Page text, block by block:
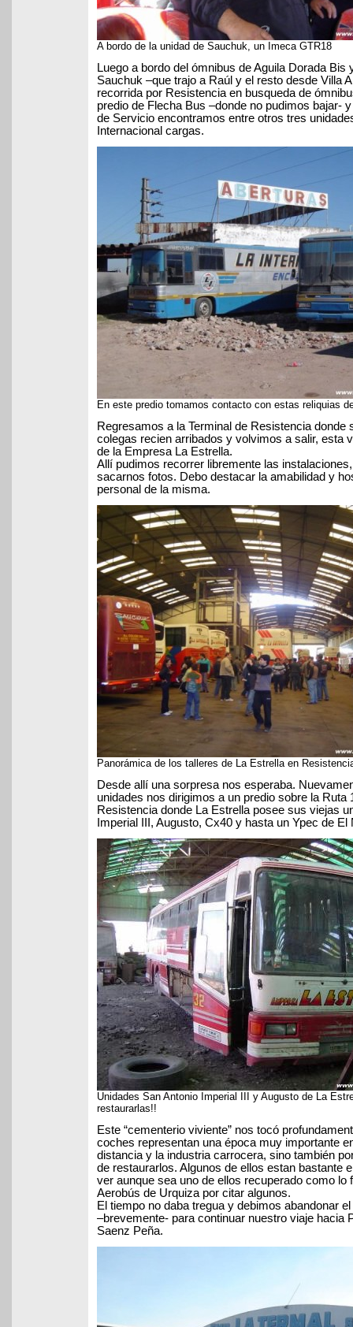
A bordo de la unidad de Sauchuk, un Imeca GTR18
Luego a bordo del ómnibus de Aguila Dorada Bis
Sauchuk –que trajo a Raúl y el resto desde Villa
recorrida por Resistencia en busqueda de
predio de Flecha Bus –donde no pudimos bajar-
de Servicio encontramos entre otros tres
Internacional cargas.
En este predio tomamos contacto con estas reliquias
Regresamos a la Terminal de Resistencia donde
colegas recien arribados y volvimos a salir, esta
de la Empresa La Estrella.
Allí pudimos recorrer libremente las
sacarnos fotos. Debo destacar la amabilidad y
personal de la misma.
Panorámica de los talleres de La Estrella en
Desde allí una sorpresa nos esperaba.
unidades nos dirigimos a un predio sobre la Ruta
Resistencia donde La Estrella posee sus viejas
Imperial III, Augusto, Cx40 y hasta un Ypec de El
Unidades San Antonio Imperial III y Augusto de La
restaurarlas!!
Este “cementerio viviente” nos tocó
coches representan una época muy importante
distancia y la industria carrocera, sino también
de restaurarlos. Algunos de ellos estan bastante
ver aunque sea uno de ellos recuperado como lo
Aerobús de Urquiza por citar algunos.
El tiempo no daba tregua y debimos abandonar
–brevemente- para continuar nuestro viaje hacia
Saenz Peña.